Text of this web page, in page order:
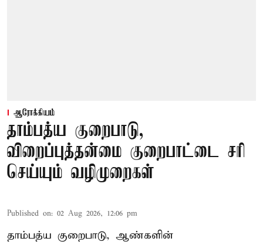
ஆரோக்கியம்
தாம்பத்ய குறைபாடு,
விறைப்புத்தன்மை குறைபாட்டை சரி
செய்யும் வழிமுறைகள்
Published on: 02 Aug 2026, 12:06 pm
தாம்பத்ய குறைபாடு, ஆண்களின்